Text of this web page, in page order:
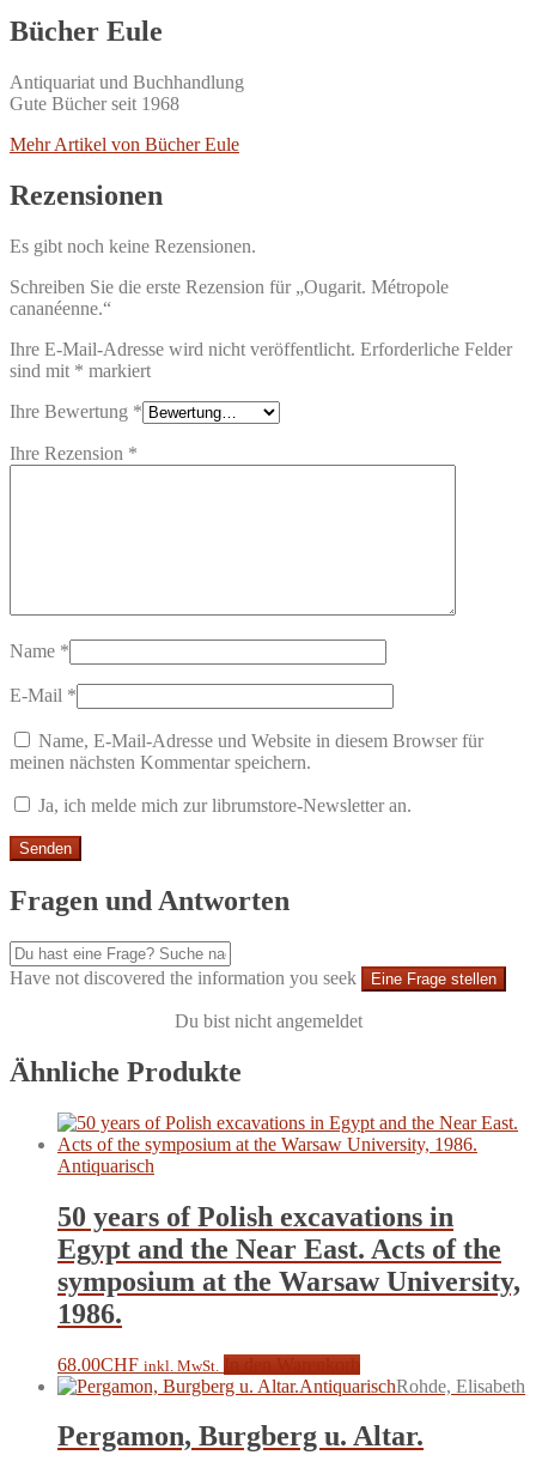
Bücher Eule
Antiquariat und Buchhandlung
Gute Bücher seit 1968
Mehr Artikel von Bücher Eule
Rezensionen
Es gibt noch keine Rezensionen.
Schreiben Sie die erste Rezension für „Ougarit. Métropole
cananéenne.“
Ihre E-Mail-Adresse wird nicht veröffentlicht. Erforderliche Felder
sind mit * markiert
Ihre Bewertung *
Ihre Rezension *
Name *
E-Mail *
Name, E-Mail-Adresse und Website in diesem Browser für
meinen nächsten Kommentar speichern.
Ja, ich melde mich zur librumstore-Newsletter an.
Fragen und Antworten
Have not discovered the information you seek Eine Frage stellen
Du bist nicht angemeldet
Ähnliche Produkte
Antiquarisch
50 years of Polish excavations in
Egypt and the Near East. Acts of the
symposium at the Warsaw University,
1986.
68.00CHF inkl. MwSt.
AntiquarischRohde, Elisabeth
Pergamon, Burgberg u. Altar.